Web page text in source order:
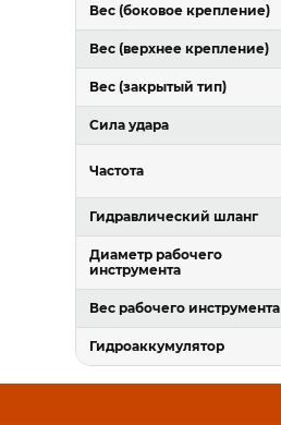
Вес (боковое крепление)
Вес (верхнее крепление)
Вес (закрытый тип)
Сила удара
Частота
Гидравлический шланг
Диаметр рабочего
инструмента
Вес рабочего инструмента
Гидроаккумулятор